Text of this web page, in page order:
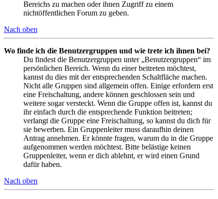
Bereichs zu machen oder ihnen Zugriff zu einem
nichtöffentlichen Forum zu geben.
Nach oben
Wo finde ich die Benutzergruppen und wie trete ich ihnen bei?
Du findest die Benutzergruppen unter „Benutzergruppen“ im
persönlichen Bereich. Wenn du einer beitreten möchtest,
kannst du dies mit der entsprechenden Schaltfläche machen.
Nicht alle Gruppen sind allgemein offen. Einige erfordern erst
eine Freischaltung, andere können geschlossen sein und
weitere sogar versteckt. Wenn die Gruppe offen ist, kannst du
ihr einfach durch die entsprechende Funktion beitreten;
verlangt die Gruppe eine Freischaltung, so kannst du dich für
sie bewerben. Ein Gruppenleiter muss daraufhin deinen
Antrag annehmen. Er könnte fragen, warum du in die Gruppe
aufgenommen werden möchtest. Bitte belästige keinen
Gruppenleiter, wenn er dich ablehnt, er wird einen Grund
dafür haben.
Nach oben